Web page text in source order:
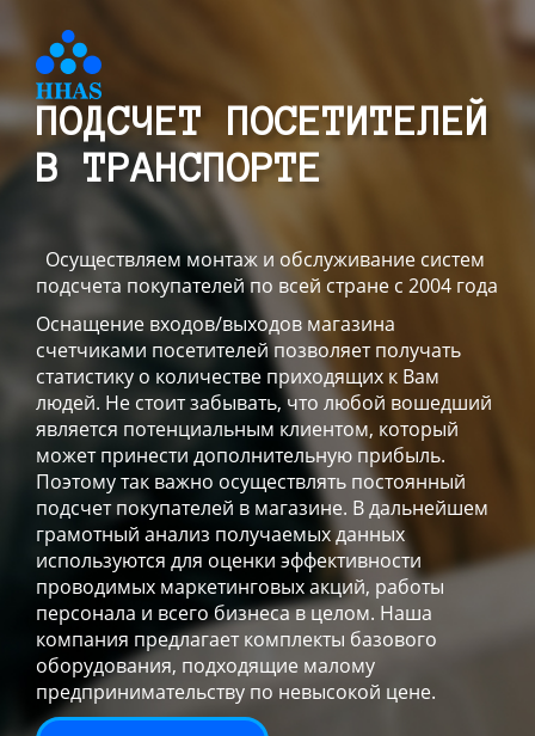
ПОДСЧЕТ ПОСЕТИТЕЛЕЙ
В ТРАНСПОРТЕ
Осуществляем монтаж и обслуживание систем
подсчета покупателей по всей стране с 2004 года
Оснащение входов/выходов магазина
счетчиками посетителей позволяет получать
статистику о количестве приходящих к Вам
людей. Не стоит забывать, что любой вошедший
является потенциальным клиентом, который
может принести дополнительную прибыль.
Поэтому так важно осуществлять постоянный
подсчет покупателей в магазине. В дальнейшем
грамотный анализ получаемых данных
используются для оценки эффективности
проводимых маркетинговых акций, работы
персонала и всего бизнеса в целом. Наша
компания предлагает комплекты базового
оборудования, подходящие малому
предпринимательству по невысокой цене.